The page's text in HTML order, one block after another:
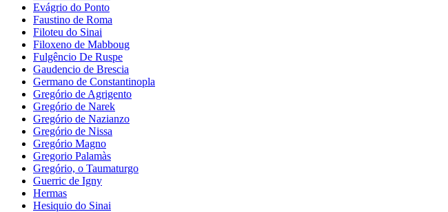
Evágrio do Ponto
Faustino de Roma
Filoteu do Sinai
Filoxeno de Mabboug
Fulgêncio De Ruspe
Gaudencio de Brescia
Germano de Constantinopla
Gregório de Agrigento
Gregório de Narek
Gregório de Nazianzo
Gregório de Nissa
Gregório Magno
Gregorio Palamàs
Gregório, o Taumaturgo
Guerric de Igny
Hermas
Hesiquio do Sinai